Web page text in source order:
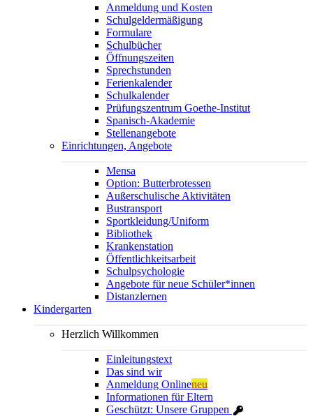
Anmeldung und Kosten
Schulgeldermäßigung
Formulare
Schulbücher
Öffnungszeiten
Sprechstunden
Ferienkalender
Schulkalender
Prüfungszentrum Goethe-Institut
Spanisch-Akademie
Stellenangebote
Einrichtungen, Angebote
Mensa
Option: Butterbrotessen
Außerschulische Aktivitäten
Bustransport
Sportkleidung/Uniform
Bibliothek
Krankenstation
Öffentlichkeitsarbeit
Schulpsychologie
Angebote für neue Schüler*innen
Distanzlernen
Kindergarten
Herzlich Willkommen
Einleitungstext
Das sind wir
Anmeldung Onlineneu
Informationen für Eltern
Geschützt: Unsere Gruppen